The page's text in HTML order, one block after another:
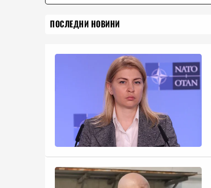
ПОСЛЕДНИ НОВИНИ